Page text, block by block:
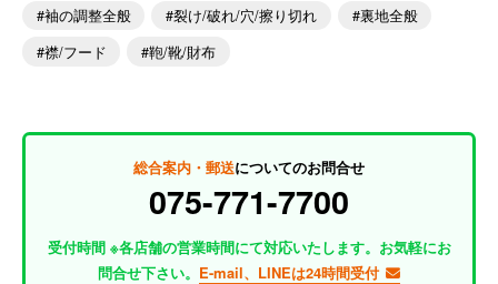
袖の調整全般
裂け/破れ/穴/擦り切れ
裏地全般
襟/フード
鞄/靴/財布
総合案内・郵送についてのお問合せ
075-771-7700
受付時間 ※各店舗の営業時間にて対応いたします。お気軽にお
問合せ下さい。 E-mail、LINEは24時間受付